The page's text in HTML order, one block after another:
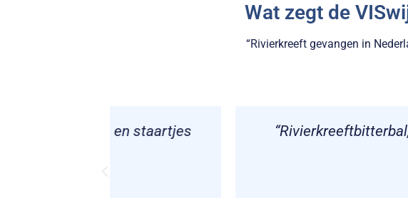
Wat zegt de
“Rivierkreeft gevangen in
“Rivierkreeftbitterbal, taartje van
geleverd door